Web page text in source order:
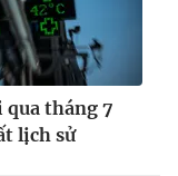
qua tháng 7
lịch sử